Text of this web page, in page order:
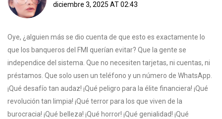
diciembre 3, 2025 AT 02:43
Oye, ¿alguien más se dio cuenta de que esto es exactamente lo
que los banqueros del FMI querían evitar? Que la gente se
independice del sistema. Que no necesiten tarjetas, ni cuentas, ni
préstamos. Que solo usen un teléfono y un número de WhatsApp.
¡Qué desafío tan audaz! ¡Qué peligro para la élite financiera! ¡Qué
revolución tan limpia! ¡Qué terror para los que viven de la
burocracia! ¡Qué belleza! ¡Qué horror! ¡Qué genialidad! ¡Qué